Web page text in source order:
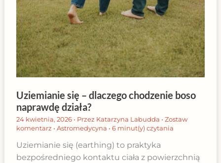
Uziemianie się – dlaczego chodzenie boso
naprawdę działa?
24 kwietnia, 2026 • Przez Katarzyna Labudda • Zostaw
komentarz • Astromedycyna • 6 minut(y) czytania
Uziemianie się (earthing) to praktyka
bezpośredniego kontaktu ciała z powierzchnią